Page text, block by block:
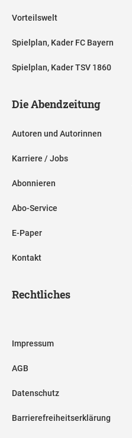
Vorteilswelt
Spielplan, Kader FC Bayern
Spielplan, Kader TSV 1860
Die Abendzeitung
Autoren und Autorinnen
Karriere / Jobs
Abonnieren
Abo-Service
E-Paper
Kontakt
Rechtliches
Impressum
AGB
Datenschutz
Barrierefreiheitserklärung